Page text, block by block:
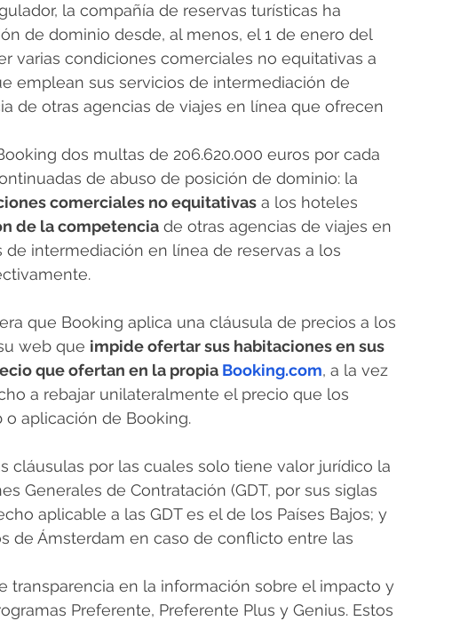
la compañía de reservas turísticas ha
de dominio desde, al menos, el 1 de enero del
varias condiciones comerciales no equitativas a
emplean sus servicios de intermediación de
de otras agencias de viajes en línea que ofrecen
dos multas de 206.620.000 euros por cada
de abuso de posición de dominio: la
comerciales no equitativas a los hoteles
de la competencia de otras agencias de viajes en
intermediación en línea de reservas a los
que Booking aplica una cláusula de precios a los
web que impide ofertar sus habitaciones en sus
que ofertan en la propia Booking.com, a la vez
a rebajar unilateralmente el precio que los
aplicación de Booking.
cláusulas por las cuales solo tiene valor jurídico la
Generales de Contratación (GDT, por sus siglas
aplicable a las GDT es el de los Países Bajos; y
de Ámsterdam en caso de conflicto entre las
transparencia en la información sobre el impacto y
Preferente, Preferente Plus y Genius. Estos